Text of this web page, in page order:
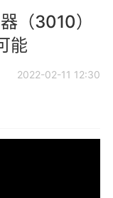
（3010）
能
2022-02-11 12:30